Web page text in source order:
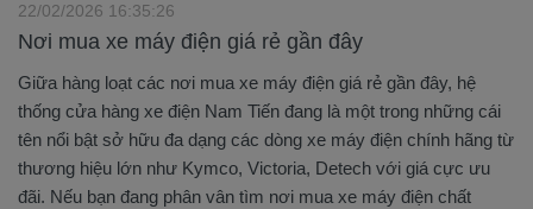
Nơi mua xe máy điện giá rẻ gần đây
22/02/2026 16:35:26
Giữa hàng loạt các nơi mua xe máy điện giá rẻ gần đây, hệ
thống cửa hàng xe điện Nam Tiến đang là một trong những cái
tên nổi bật sở hữu đa dạng các dòng xe máy điện chính hãng từ
thương hiệu lớn như Kymco, Victoria, Detech với giá cực ưu
đãi. Nếu bạn đang phân vân tìm nơi mua xe máy điện chất